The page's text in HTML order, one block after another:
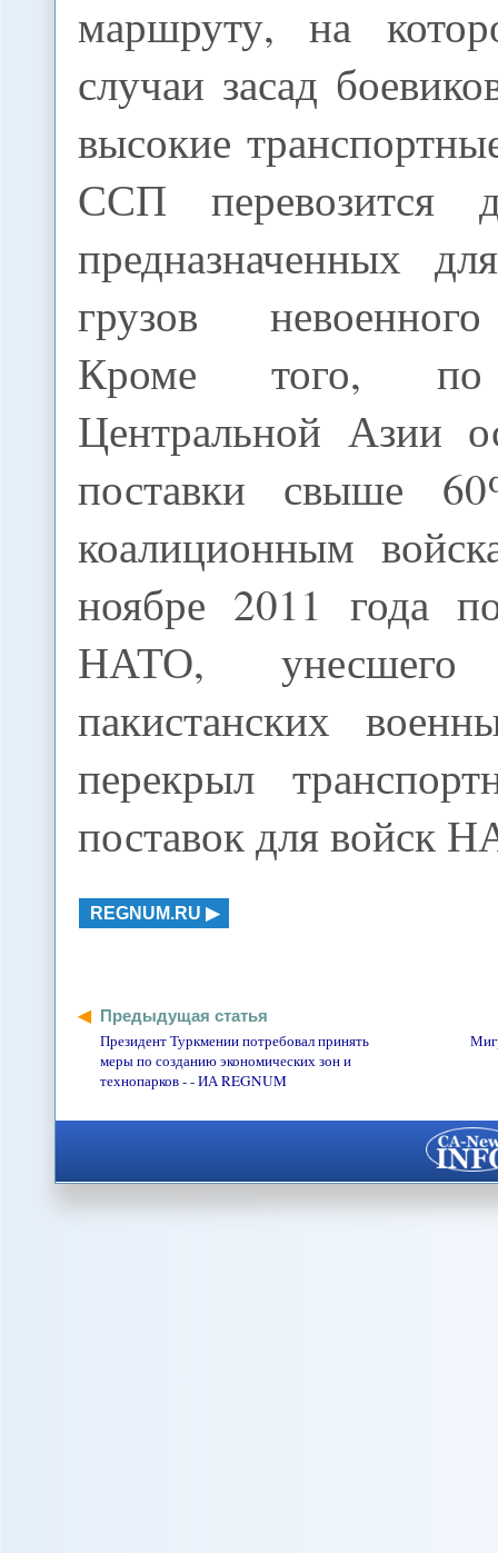
маршруту, на
случаи засад
высокие
ССП перевозится
предназначенных
грузов
Кроме того, по
Центральной Азии
поставки свыше
коалиционным
ноябре 2011 года
НАТО,
пакистанских
перекрыл
поставок для войск
REGNUM.RU
Предыдущая статья
Президент Туркмении потребовал принять
меры по созданию экономических зон и
технопарков - - ИА REGNUM